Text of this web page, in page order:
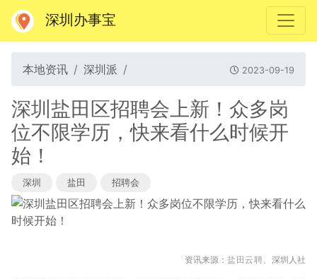
深圳办事宝
本地资讯 深圳派 2023-09-19
深圳盐田区招聘会上新！众多岗
位不限学历，快来看什么时候开
始！
深圳 盐田 招聘会
资讯来源：盐田云聘、 深圳人社